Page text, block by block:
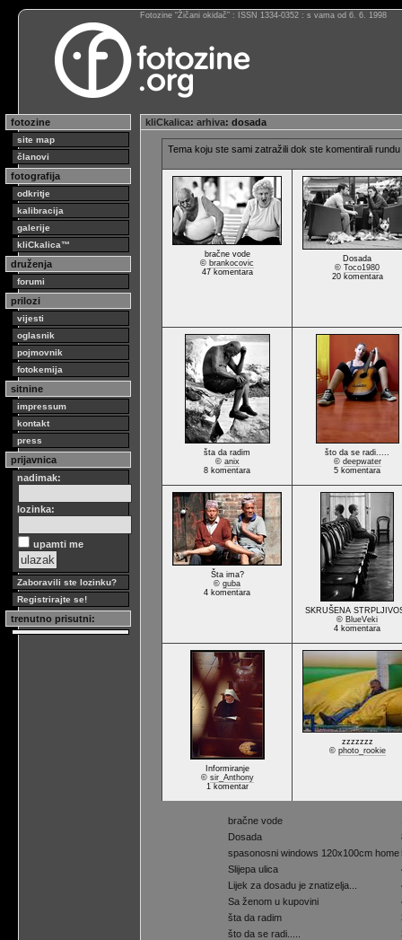
Fotozine “Žičani okidač” : ISSN 1334-0352 : s vama od 6. 6. 1998
fotozine
site map
članovi
fotografija
odkritje
kalibracija
galerije
kliCkalica™
druženja
forumi
prilozi
vijesti
oglasnik
pojmovnik
fotokemija
sitnine
impressum
kontakt
press
prijavnica
nadimak:
lozinka:
upamti me
Zaboravili ste lozinku?
Registrirajte se!
trenutno prisutni:
kliCkalica: arhiva: dosada
Tema koju ste sami zatražili dok ste komentirali
bračne vode
© brankocovic
47 komentara
Dosada
© Toco1980
20 komentara
šta da radim
© anix
8 komentara
što da se radi.....
© deepwater
5 komentara
Šta ima?
© guba
4 komentara
SKRUŠENA
© BlueVeki
4 komentara
Informiranje
© sir_Anthony
1 komentar
zzzzzzz
© photo_rookie
bračne vode
Dosada
spasonosni windows 120x100cm home
Slijepa ulica
Lijek za dosadu je znatizelja...
Sa ženom u kupovini
šta da radim
što da se radi.....